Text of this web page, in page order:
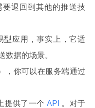
要退回到其他的推送技
型应用，事实上，它适
数据的场景。
，你可以在服务端通过
提供了一个 API
。对于